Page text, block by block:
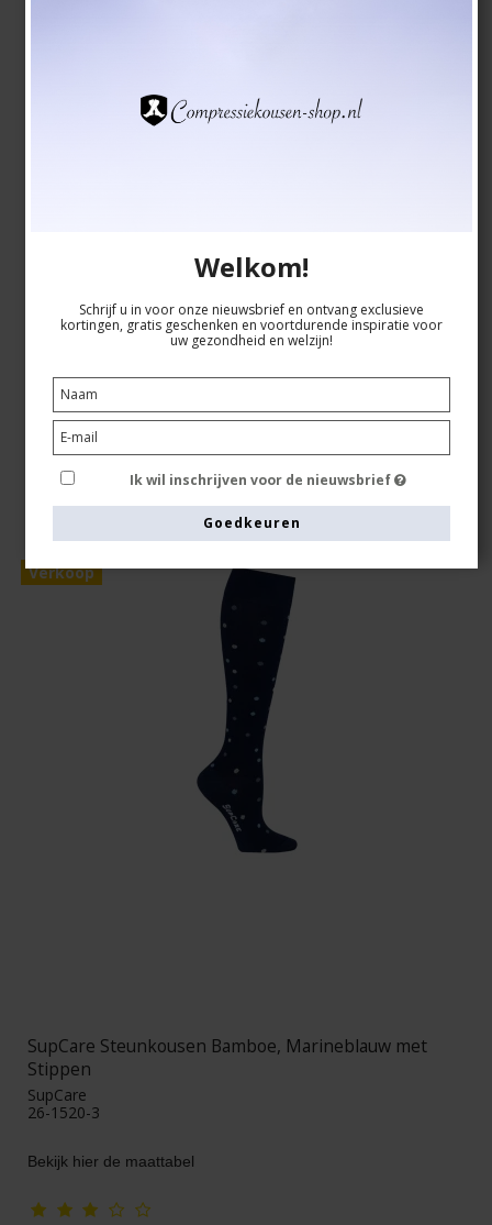
EUR 15,00
Toon artikel
Verkoop
SupCare Steunkousen Bamboe, Marineblauw met
Stippen
SupCare
26-1520-3
Bekijk hier de maattabel
Welkom!
Schrijf u in voor onze nieuwsbrief en ontvang exclusieve
kortingen, gratis geschenken en voortdurende inspiratie voor
uw gezondheid en welzijn!
Ik wil inschrijven voor de nieuwsbrief
Goedkeuren